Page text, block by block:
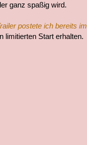
ganz spaßig wird.
postete ich bereits im
limitierten Start erhalten.